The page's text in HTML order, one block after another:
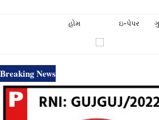
હોમ ઇ-પેપર
Breaking News